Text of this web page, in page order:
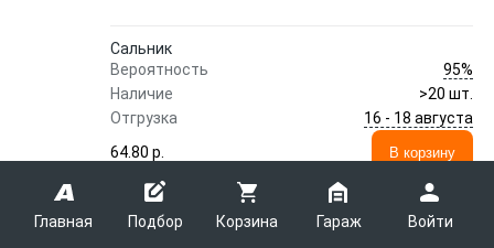
Главная Подбор Корзина Гараж Войти
Сальник
Вероятность
95%
Наличие
>20 шт.
Отгрузка
16 - 18 августа
64.80 p.
В корзину
Сальник
Вероятность
98%